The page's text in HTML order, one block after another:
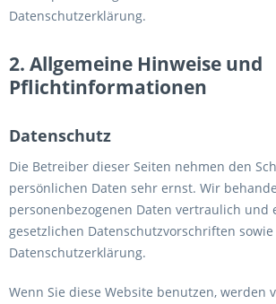
Datenschutzerklärung.
2. Allgemeine Hinweise und
Pflichtinformationen
Datenschutz
Die Betreiber dieser Seiten nehmen den
persönlichen Daten sehr ernst. Wir
personenbezogenen Daten vertraulich und
gesetzlichen Datenschutzvorschriften
Datenschutzerklärung.
Wenn Sie diese Website benutzen, werden